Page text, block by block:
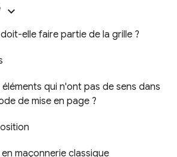
elle faire partie de la grille ?
qui n'ont pas de sens dans
de mise en page ?
maçonnerie classique